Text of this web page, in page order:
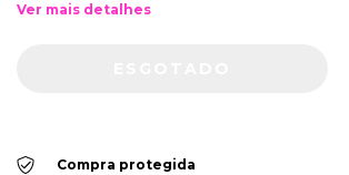
Ver mais detalhes
Compra protegida